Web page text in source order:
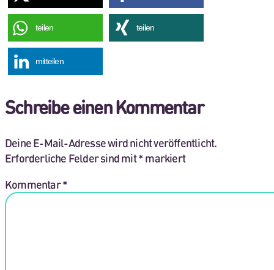
teilen teilen
mitteilen
Schreibe einen Kommentar
Deine E-Mail-Adresse wird nicht veröffentlicht.
Erforderliche Felder sind mit*markiert
Kommentar*